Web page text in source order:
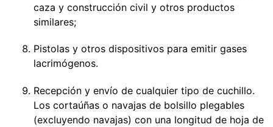
caza y construcción civil y otros productos
similares;
Pistolas y otros dispositivos para emitir gases
lacrimógenos.
Recepción y envío de cualquier tipo de cuchillo.
Los cortaúñas o navajas de bolsillo plegables
(excluyendo navajas) con una longitud de hoja de